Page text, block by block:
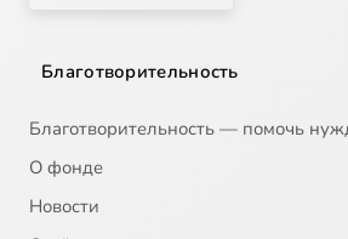
Благотворительность
Благотворительность — помочь
О фонде
Новости